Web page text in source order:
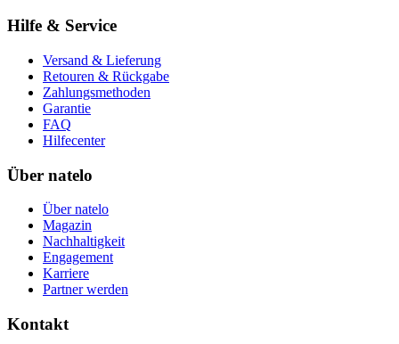
Hilfe & Service
Versand & Lieferung
Retouren & Rückgabe
Zahlungsmethoden
Garantie
FAQ
Hilfecenter
Über natelo
Über natelo
Magazin
Nachhaltigkeit
Engagement
Karriere
Partner werden
Kontakt